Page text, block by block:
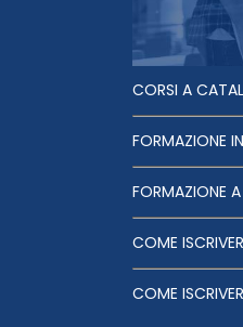
CORSI A
FORMAZIONE
FORMAZIONE
COME
COME